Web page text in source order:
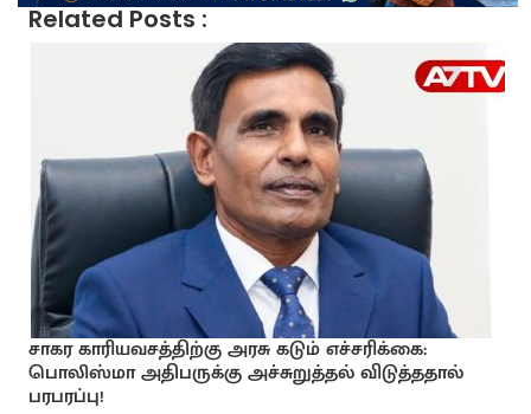
Related Posts :
சாகர காரியவசத்திற்கு அரசு கடும் எச்சரிக்கை:
பொலிஸ்மா அதிபருக்கு அச்சுறுத்தல் விடுத்ததால்
பரபரப்பு!